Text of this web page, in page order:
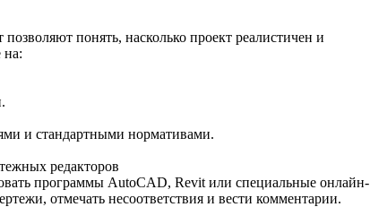
понять, насколько проект реалистичен и
на:
и стандартными нормативами.
редакторов
программы AutoCAD, Revit или специальные онлайн-
отмечать несоответствия и вести комментарии.